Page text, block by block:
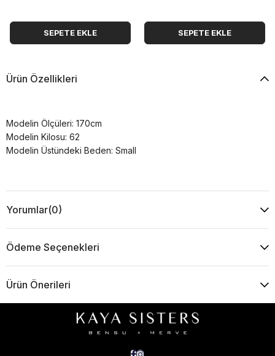
SEPETE EKLE SEPETE EKLE
Ürün Özellikleri
Modelin Ölçüleri: 170cm
Modelin Kilosu: 62
Modelin Üstündeki Beden: Small
Yorumlar(0)
Ödeme Seçenekleri
Ürün Önerileri